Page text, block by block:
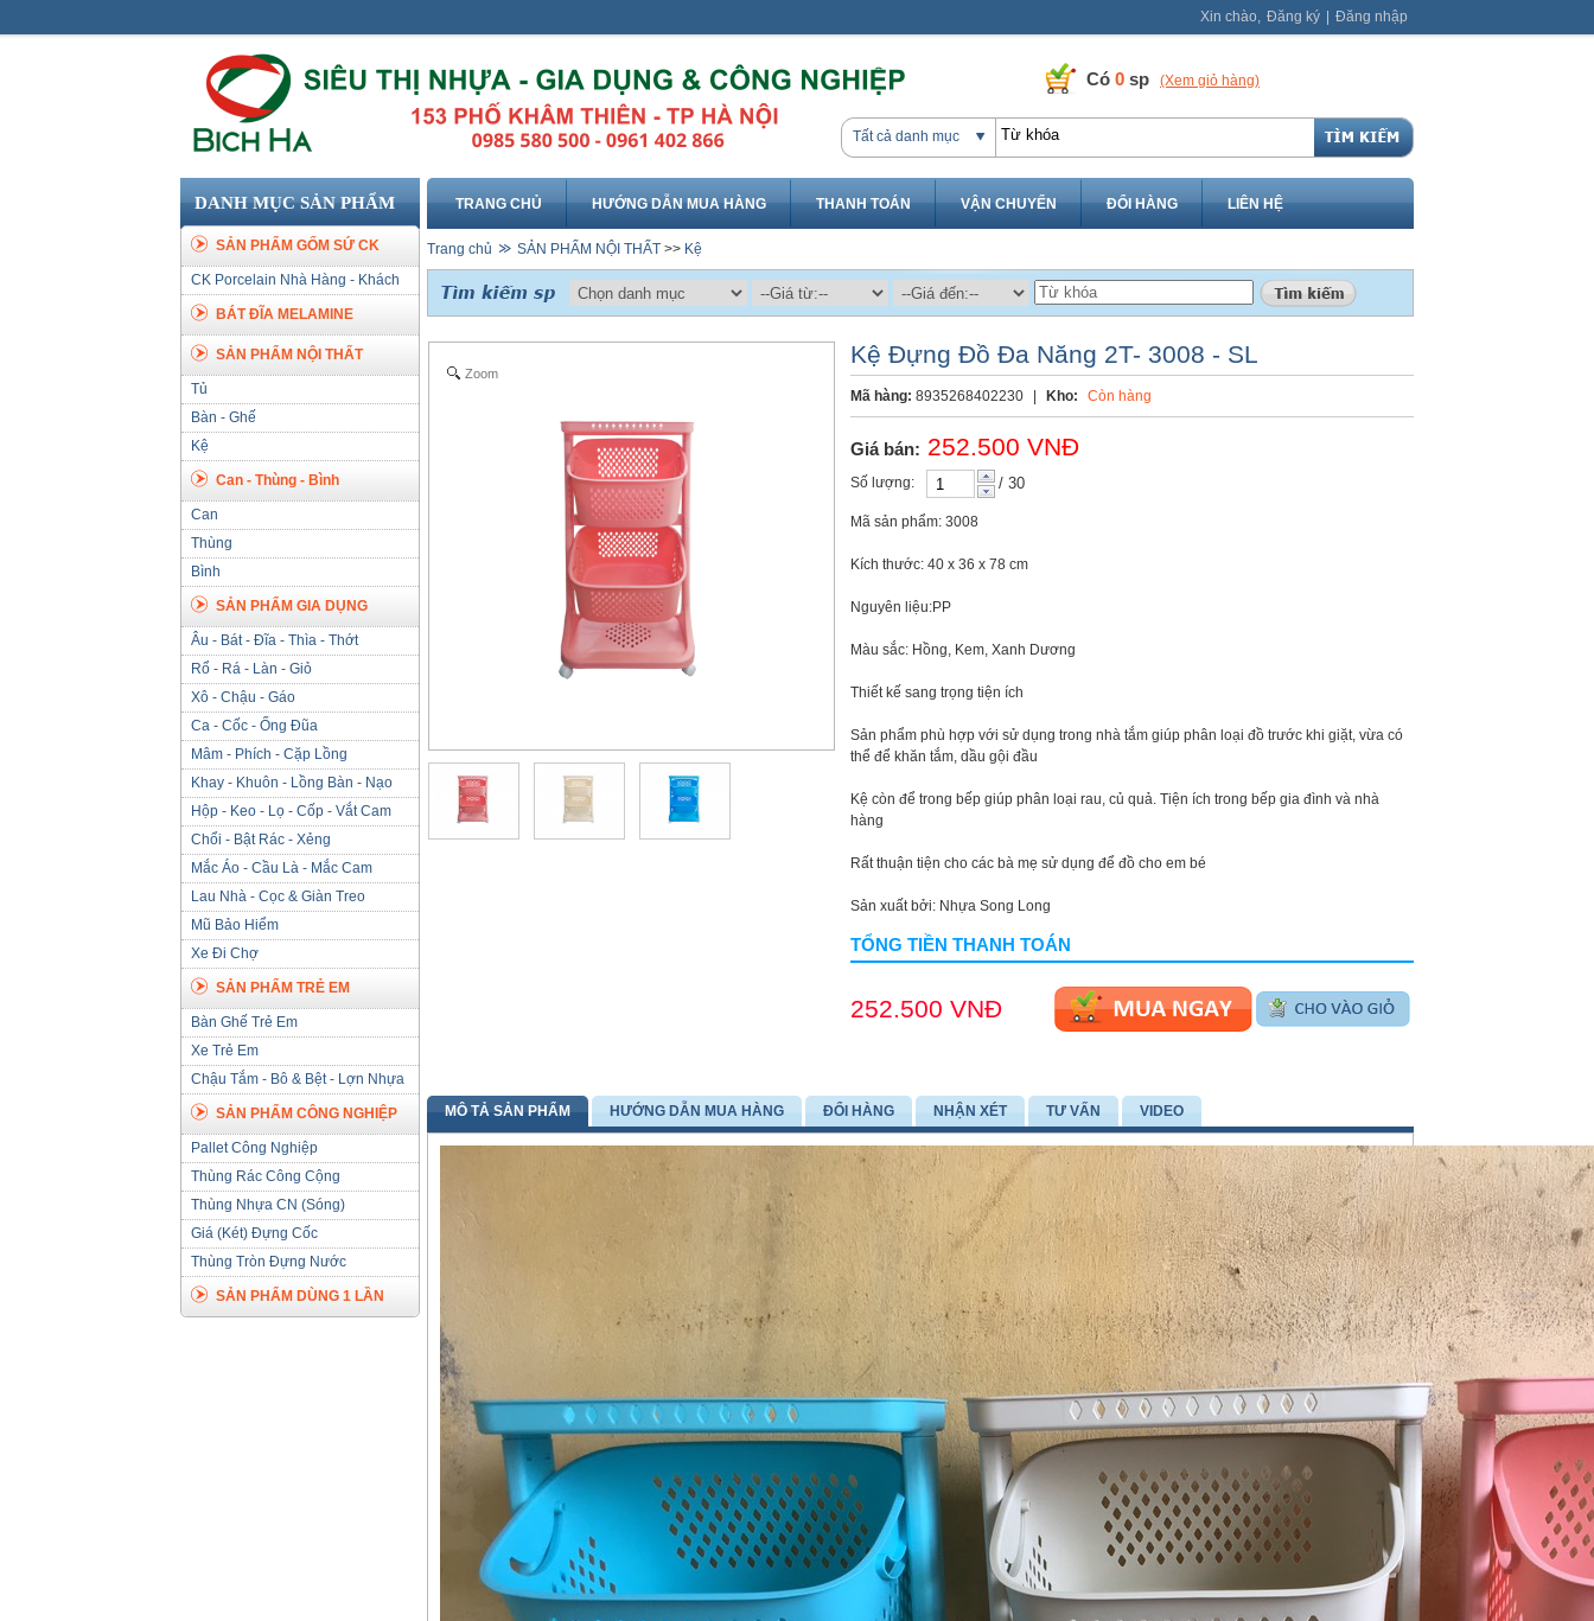
Xin chào, Đăng ký Đăng nhập
Có 0 sp (Xem giỏ hàng)
Tất cả danh mục
DANH MỤC SẢN PHẨM
SẢN PHẨM GỐM SỨ CK
CK Porcelain Nhà Hàng - Khách
SạnBÁT ĐĨA MELAMINE
SẢN PHẨM NỘI THẤT
Tủ
Bàn - Ghế
Kệ
Can - Thùng - Bình
Can
Thùng
Bình
SẢN PHẨM GIA DỤNG
Âu - Bát - Đĩa - Thìa - Thớt
Rổ - Rá - Làn - Giỏ
Xô - Chậu - Gáo
Ca - Cốc - Ống Đũa
Mâm - Phích - Cặp Lồng
Khay - Khuôn - Lồng Bàn - Nạo
Hộp - Keo - Lọ - Cốp - Vắt Cam
Chổi - Bật Rác - Xẻng
Mắc Áo - Cầu Là - Mắc Cam
Lau Nhà - Cọc & Giàn Treo
Mũ Bảo Hiểm
Xe Đi Chợ
SẢN PHẨM TRẺ EM
Bàn Ghế Trẻ Em
Xe Trẻ Em
Chậu Tắm - Bô & Bệt - Lợn Nhựa
SẢN PHẨM CÔNG NGHIỆP
Pallet Công Nghiệp
Thùng Rác Công Cộng
Thùng Nhựa CN (Sóng)
Giá (Két) Đựng Cốc
Thùng Tròn Đựng Nước
SẢN PHẨM DÙNG 1 LẦN
TRANG CHỦ HƯỚNG DẪN MUA HÀNG THANH TOÁN VẬN CHUYỂN ĐỔI HÀNG LIÊN HỆ
Trang chủ SẢN PHẨM NỘI THẤT >> Kệ
Zoom
Kệ Đựng Đồ Đa Năng 2T- 3008 - SL
Mã hàng: 8935268402230 Kho: Còn hàng
Giá bán: 252.500 VNĐ
Số lượng: / 30
Mã sản phẩm: 3008
Kích thước: 40 x 36 x 78 cm
Nguyên liệu:PP
Màu sắc: Hồng, Kem, Xanh Dương
Thiết kế sang trọng tiện ích
Sản phẩm phù hợp với sử dụng trong nhà tắm giúp phân loại đồ trước khi giặt, vừa có
thể để khăn tắm, dầu gội đầu
Kệ còn để trong bếp giúp phân loại rau, củ quả. Tiện ích trong bếp gia đình và nhà
hàng
Rất thuận tiện cho các bà mẹ sử dụng để đồ cho em bé
Sản xuất bởi: Nhựa Song Long
TỔNG TIỀN THANH TOÁN
252.500 VNĐ
MÔ TẢ SẢN PHẨM HƯỚNG DẪN MUA HÀNG ĐỔI HÀNG NHẬN XÉT TƯ VẤN VIDEO